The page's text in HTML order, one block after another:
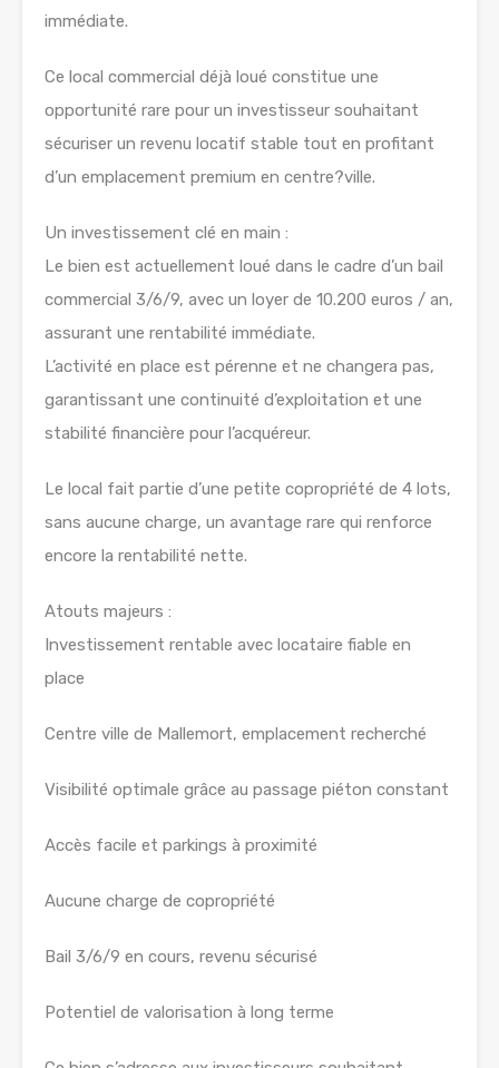
immédiate.
Ce local commercial déjà loué constitue une
opportunité rare pour un investisseur souhaitant
sécuriser un revenu locatif stable tout en profitant
d’un emplacement premium en centre?ville.
Un investissement clé en main :
Le bien est actuellement loué dans le cadre d’un bail
commercial 3/6/9, avec un loyer de 10.200 euros / an,
assurant une rentabilité immédiate.
L’activité en place est pérenne et ne changera pas,
garantissant une continuité d’exploitation et une
stabilité financière pour l’acquéreur.
Le local fait partie d’une petite copropriété de 4 lots,
sans aucune charge, un avantage rare qui renforce
encore la rentabilité nette.
Atouts majeurs :
Investissement rentable avec locataire fiable en
place
Centre ville de Mallemort, emplacement recherché
Visibilité optimale grâce au passage piéton constant
Accès facile et parkings à proximité
Aucune charge de copropriété
Bail 3/6/9 en cours, revenu sécurisé
Potentiel de valorisation à long terme